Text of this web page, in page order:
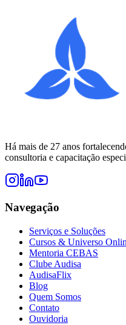
Há mais de 27 anos
consultoria e capacitação
Navegação
Serviços e Soluções
Cursos & Universo
Mentoria CEBAS
Clube Audisa
AudisaFlix
Blog
Quem Somos
Contato
Ouvidoria